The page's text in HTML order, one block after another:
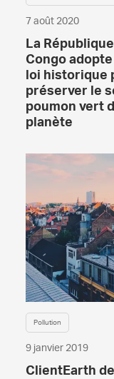
7 août 2020
La
Congo
loi historique
préserver le
poumon vert
planète
Pollution
9 janvier 2019
ClientEarth